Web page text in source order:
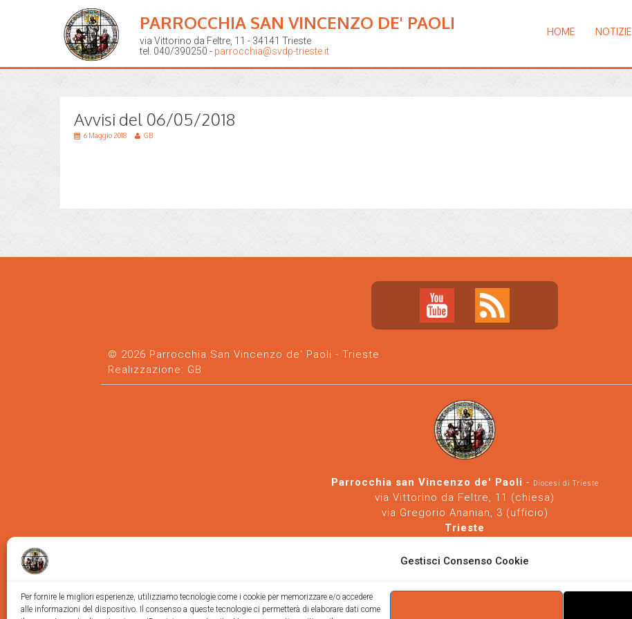
Gestisci Consenso Cookie
Per fornire le migliori esperienze, utilizziamo tecnologie come i cookie per memorizzare e/o accedere
alle informazioni del dispositivo. Il consenso a queste tecnologie ci permetterà di elaborare dati come
PARROCCHIA SAN VINCENZO DE' PAOLI
via Vittorino da Feltre, 11 - 34141 Trieste
tel. 040/390250 - parrocchia@svdp-trieste.it
HOME NOTIZIE
Avvisi del 06/05/2018
6 Maggio 2018 GB
© 2026 Parrocchia San Vincenzo de' Paoli - Trieste
Realizzazione: GB
Parrocchia san Vincenzo de' Paoli - Diocesi di Trieste
via Vittorino da Feltre, 11 (chiesa)
via Gregorio Ananian, 3 (ufficio)
Trieste
https://www.svdp-trieste.it-parrocchia@svdp-trieste.it
Informativa privacy-Informativa cookie